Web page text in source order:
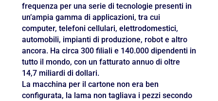
frequenza per una serie di tecnologie presenti in
un’ampia gamma di applicazioni, tra cui
computer, telefoni cellulari, elettrodomestici,
automobili, impianti di produzione, robot e altro
ancora. Ha circa 300 filiali e 140.000 dipendenti in
tutto il mondo, con un fatturato annuo di oltre
14,7 miliardi di dollari.
La macchina per il cartone non era ben
configurata, la lama non tagliava i pezzi secondo